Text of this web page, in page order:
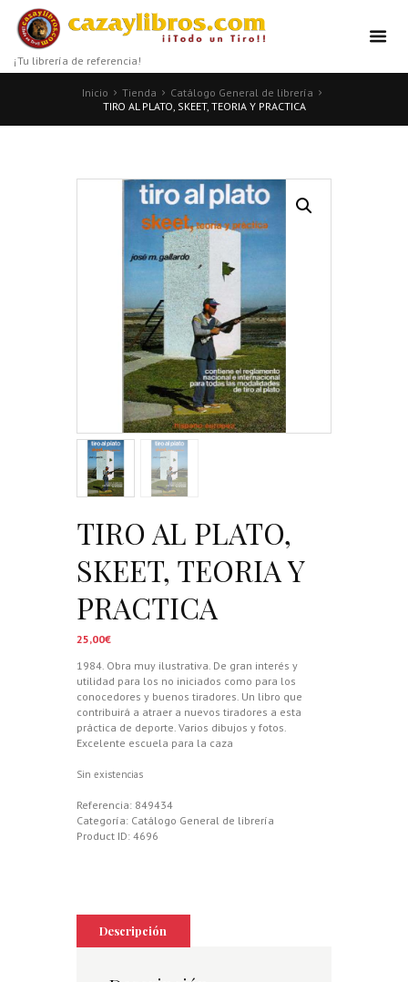
¡Tu librería de referencia!
Inicio Tienda
Catálogo General de librería
TIRO AL PLATO, SKEET, TEORIA Y PRACTICA
TIRO AL PLATO,
SKEET, TEORIA Y
PRACTICA
25,00€
1984. Obra muy ilustrativa. De gran interés y
utilidad para los no iniciados como para los
conocedores y buenos tiradores. Un libro que
contribuirá a atraer a nuevos tiradores a esta
práctica de deporte. Varios dibujos y fotos.
Excelente escuela para la caza
Sin existencias
Referencia: 849434
Categoría: Catálogo General de librería
Product ID: 4696
Descripción